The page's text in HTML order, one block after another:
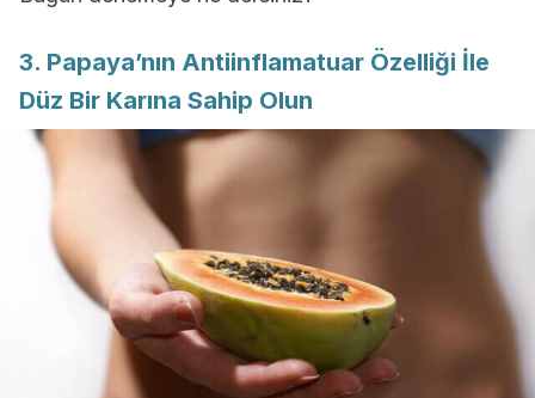
3. Papaya’nın Antiinflamatuar Özelliği İle
Düz Bir Karına Sahip Olun